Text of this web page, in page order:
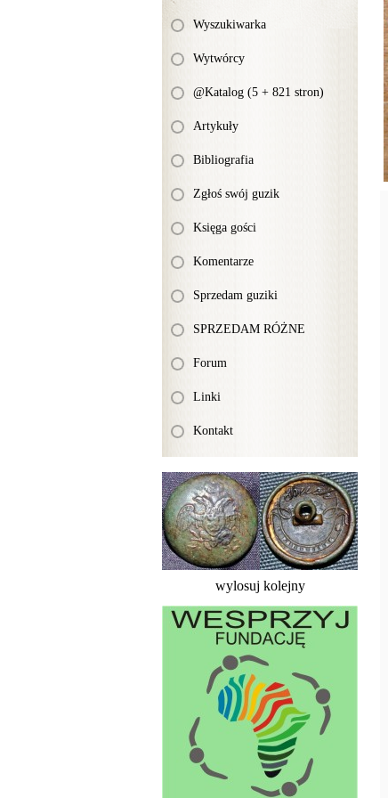
Wyszukiwarka
Wytwórcy
@Katalog (5 + 821 stron)
Artykuły
Bibliografia
Zgłoś swój guzik
Księga gości
Komentarze
Sprzedam guziki
SPRZEDAM RÓŻNE
Forum
Linki
Kontakt
wylosuj kolejny